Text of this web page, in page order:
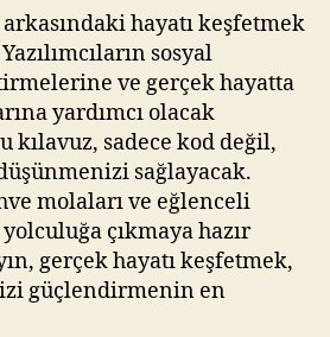
hayatı keşfetmek
sosyal
ve gerçek hayatta
yardımcı olacak
kılavuz, sadece kod değil,
sağlayacak.
molaları ve eğlenceli
çıkmaya hazır
gerçek hayatı keşfetmek,
güçlendirmenin en